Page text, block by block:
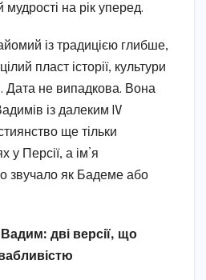
мудрості на рік уперед.
із традицією глибше,
пласт історії, культури
Дата не випадкова. Вона
із далеким IV
ще тільки
у Персії, а ім’я
звучало як Бадеме або
дві версії, що